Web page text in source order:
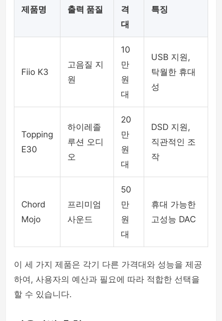
제품명 출력 품질
격
대
특징
Fiio K3
고음질 지
원
10
만
원
대
USB 지원,
탁월한 휴대
성
Topping
E30
하이레졸
루션 오디
오
20
만
원
대
DSD 지원,
직관적인 조
작
Chord
Mojo
프리미엄
사운드
50
만
원
대
휴대 가능한
고성능 DAC
이 세 가지 제품은 각기 다른 가격대와 성능을 제공
하여, 사용자의 예산과 필요에 따라 적합한 선택을
할 수 있습니다.